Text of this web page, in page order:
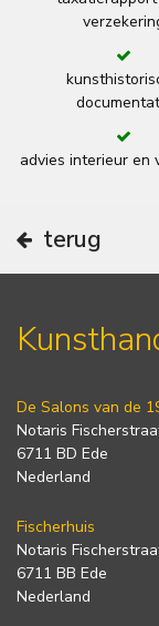
advies interieur en
terug
De Salons van de
Notaris
6711 BD Ede
Nederland
Fischerhuis
Notaris
6711 BB Ede
Nederland